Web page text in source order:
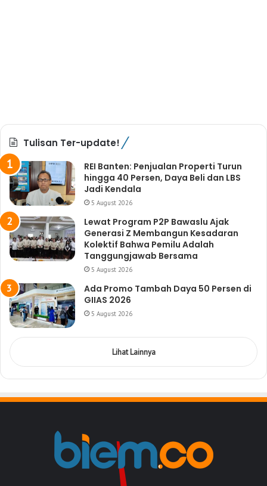
Tulisan Ter-update!
REI Banten: Penjualan Properti Turun
hingga 40 Persen, Daya Beli dan LBS
Jadi Kendala
5 August 2026
Lewat Program P2P Bawaslu Ajak
Generasi Z Membangun Kesadaran
Kolektif Bahwa Pemilu Adalah
Tanggungjawab Bersama
5 August 2026
Ada Promo Tambah Daya 50 Persen di
GIIAS 2026
5 August 2026
Lihat Lainnya